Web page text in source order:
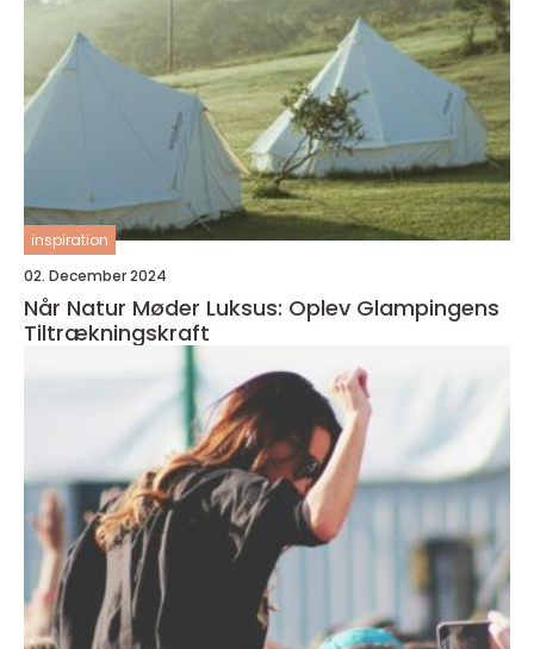
inspiration
02. December 2024
Når Natur Møder Luksus: Oplev Glampingens
Tiltrækningskraft